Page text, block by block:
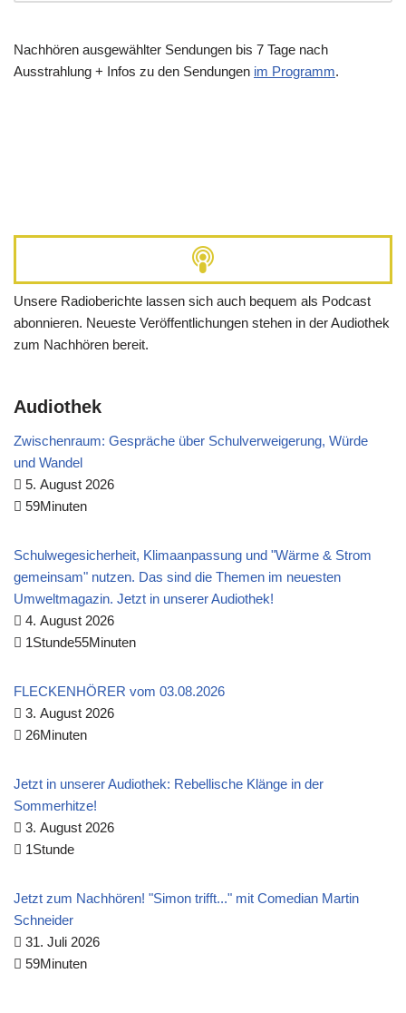
Nachhören ausgewählter Sendungen bis 7 Tage nach
Ausstrahlung + Infos zu den Sendungen im Programm.
Unsere Radioberichte lassen sich auch bequem als Podcast
abonnieren. Neueste Veröffentlichungen stehen in der Audiothek
zum Nachhören bereit.
Audiothek
Zwischenraum: Gespräche über Schulverweigerung, Würde
und Wandel
5. August 2026
59Minuten
Schulwegesicherheit, Klimaanpassung und "Wärme & Strom
gemeinsam" nutzen. Das sind die Themen im neuesten
Umweltmagazin. Jetzt in unserer Audiothek!
4. August 2026
1Stunde55Minuten
FLECKENHÖRER vom 03.08.2026
3. August 2026
26Minuten
Jetzt in unserer Audiothek: Rebellische Klänge in der
Sommerhitze!
3. August 2026
1Stunde
Jetzt zum Nachhören! "Simon trifft..." mit Comedian Martin
Schneider
31. Juli 2026
59Minuten